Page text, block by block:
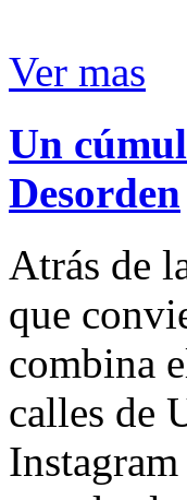
Ver mas
Un
Desorden
Atrás de
que
combina
calles de